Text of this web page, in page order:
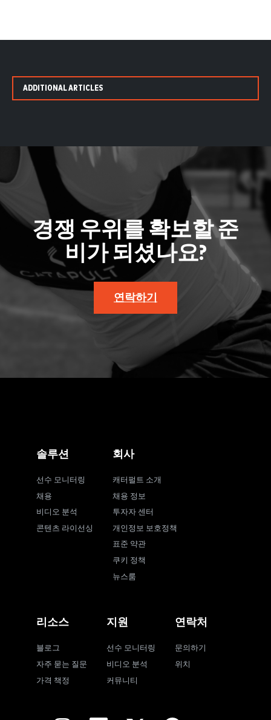
ADDITIONAL ARTICLES
경쟁 우위를 확보할 준
비가 되셨나요?
연락하기
솔루션
선수 모니터링
채용
비디오 분석
콘텐츠 라이선싱
회사
캐터펄트 소개
채용 정보
투자자 센터
개인정보 보호정책
표준 약관
쿠키 정책
뉴스룸
리소스
블로그
자주 묻는 질문
가격 책정
지원
선수 모니터링
비디오 분석
커뮤니티
연락처
문의하기
위치